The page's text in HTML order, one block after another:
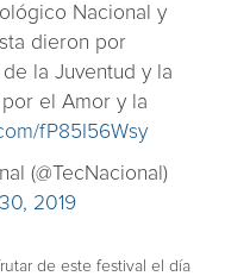
Nacional y
dieron por
la Juventud y la
el Amor y la
fP85I56Wsy
(@TecNacional)
2019
de este festival el día